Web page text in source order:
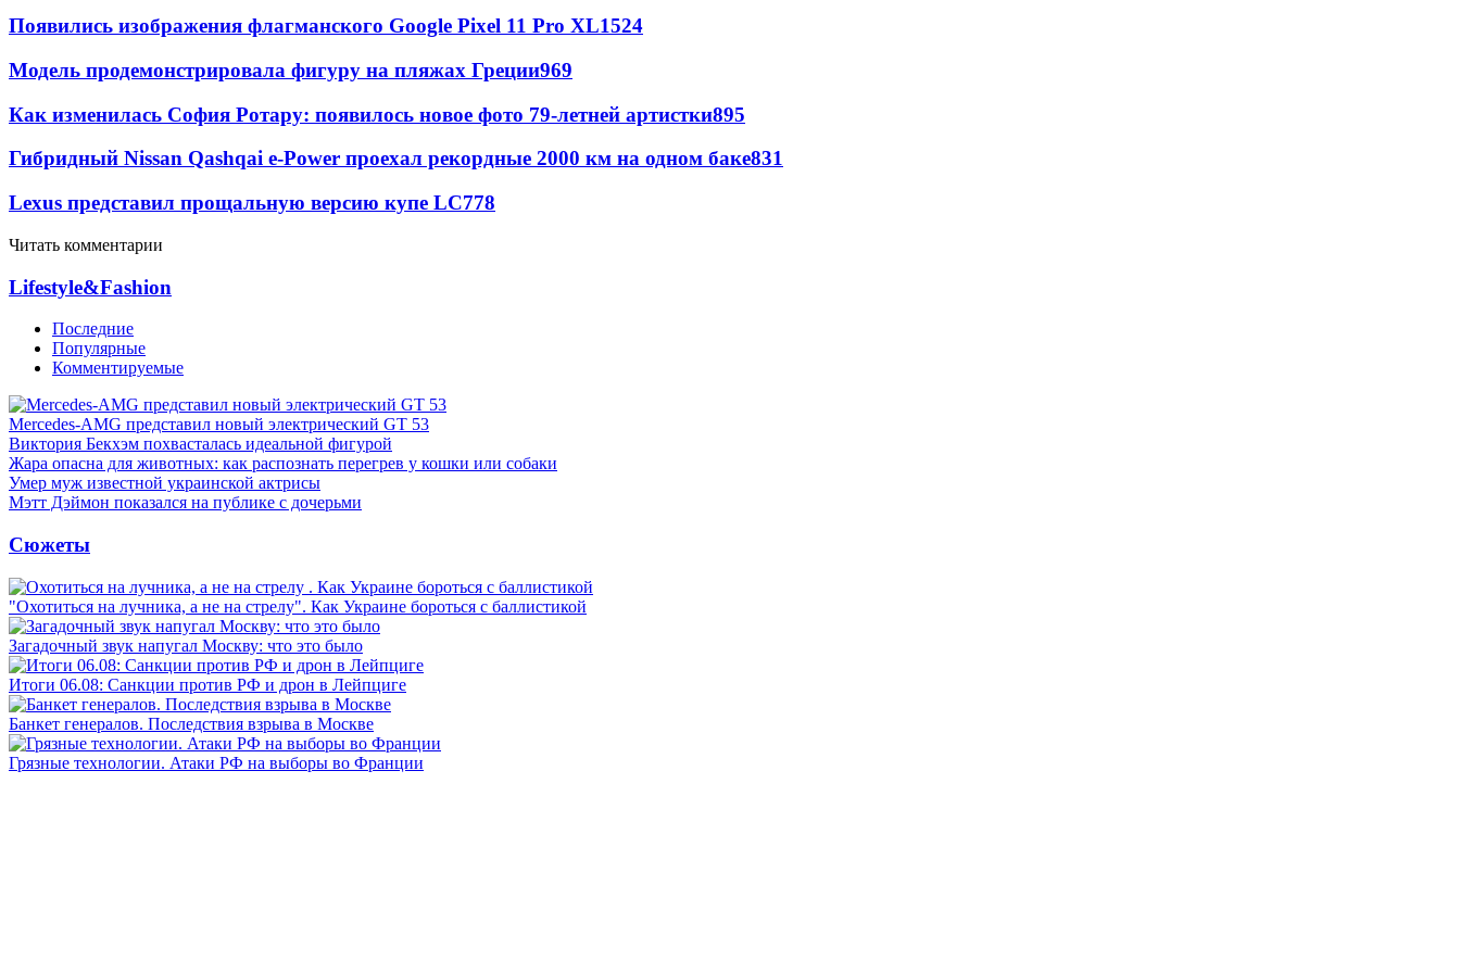
Появились изображения флагманского Google Pixel 11 Pro XL1524
Модель продемонстрировала фигуру на пляжах Греции969
Как изменилась София Ротару: появилось новое фото 79-летней артистки895
Гибридный Nissan Qashqai e-Power проехал рекордные 2000 км на одном баке831
Lexus представил прощальную версию купе LC778
Читать комментарии
Lifestyle&Fashion
Последние
Популярные
Комментируемые
Mercedes-AMG представил новый электрический GT 53
Виктория Бекхэм похвасталась идеальной фигурой
Жара опасна для животных: как распознать перегрев у кошки или собаки
Умер муж известной украинской актрисы
Мэтт Дэймон показался на публике с дочерьми
Сюжеты
"Охотиться на лучника, а не на стрелу". Как Украине бороться с баллистикой
Загадочный звук напугал Москву: что это было
Итоги 06.08: Санкции против РФ и дрон в Лейпциге
Банкет генералов. Последствия взрыва в Москве
Грязные технологии. Атаки РФ на выборы во Франции